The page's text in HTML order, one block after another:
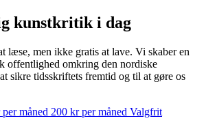
kunstkritik i dag
læse, men ikke gratis at lave. Vi skaber en
offentlighed omkring den nordiske
sikre tidsskriftets fremtid og til at gøre os
måned 200 kr per måned Valgfrit